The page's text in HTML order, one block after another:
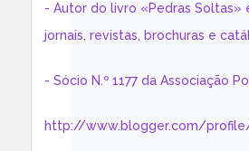
- Autor do livro «Pedras Soltas»
jornais, revistas, brochuras e
- Sócio N.º 1177 da Associação
http://www.blogger.com/profile/